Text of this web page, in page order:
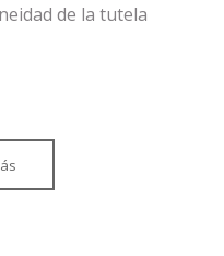
de la tutela